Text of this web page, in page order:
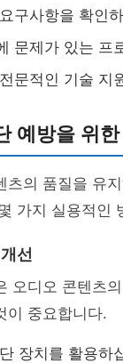
구사항을 확인
문제가 있는 프
문적인 기술 지
예방을 위한
츠의 품질을 유
가지 실용적인
선
오디오 콘텐츠
이 중요합니다.
장치를 활용하